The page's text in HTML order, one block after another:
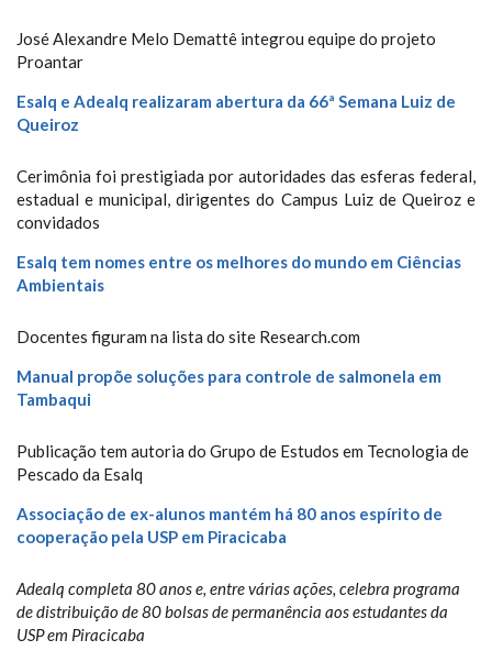
José Alexandre Melo Demattê integrou equipe do projeto
Proantar
Esalq e Adealq realizaram abertura da 66ª Semana Luiz de
Queiroz
Cerimônia foi prestigiada por autoridades das esferas federal,
estadual e municipal, dirigentes do Campus Luiz de Queiroz e
convidados
Esalq tem nomes entre os melhores do mundo em Ciências
Ambientais
Docentes figuram na lista do site Research.com
Manual propõe soluções para controle de salmonela em
Tambaqui
Publicação tem autoria do Grupo de Estudos em Tecnologia de
Pescado da Esalq
Associação de ex-alunos mantém há 80 anos espírito de
cooperação pela USP em Piracicaba
Adealq completa 80 anos e, entre várias ações, celebra programa
de distribuição de 80 bolsas de permanência aos estudantes da
USP em Piracicaba